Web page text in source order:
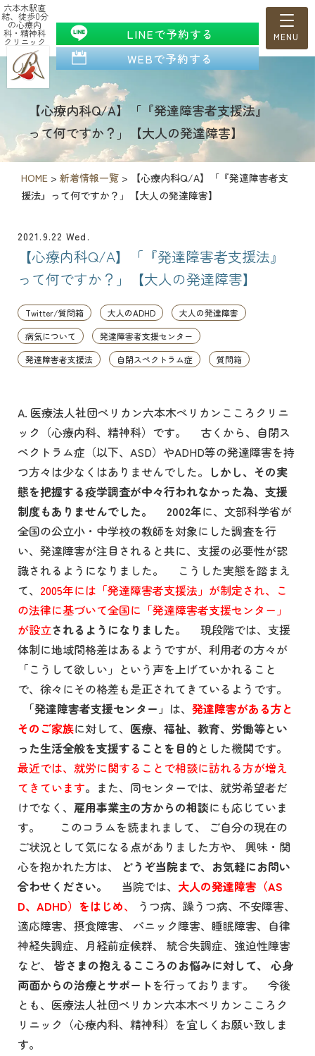
六本木駅直
結、徒歩0分
の心療内
科・精神科
クリニック
LINEで予約する
WEBで予約する
【心療内科Q/A】「『発達障害者支援法』
って何ですか？」【大人の発達障害】
HOME > 新着情報一覧 >
【心療内科Q/A】「『発達障害者支
援法』って何ですか？」【大人の発達障害】
2021.9.22 Wed.
【心療内科Q/A】「『発達障害者支援法』
って何ですか？」【大人の発達障害】
Twitter/質問箱 大人のADHD
大人の発達障害
病気について
発達障害者支援センター
発達障害者支援法
自閉スペクトラム症 質問箱
A. 医療法人社団ペリカン六本木ペリカンこころクリニ
ック（心療内科、精神科）です。 古くから、自閉ス
ペクトラム症（以下、ASD）やADHD等の発達障害を持
つ方々は少なくはありませんでした。 しかし、その実
態を把握する疫学調査が中々行われなかった為、支援
制度もありませんでした。
2002年に、文部科学省が
全国の公立小・中学校の教師を対象にした調査を行
い、発達障害が注目されると共に、支援の必要性が認
識されるようになりました。 こうした実態を踏まえ
て、 2005年には「発達障害者支援法」が制定され、こ
の法律に基づいて全国に「発達障害者支援センター」
が設立されるようになりました。
現段階では、支援
体制に地域間格差はあるようですが、利用者の方々が
「こうして欲しい」という声を上げていかれること
で、徐々にその格差も是正されてきているようです。
「発達障害者支援センター」 は、 発達障害がある方と
そのご家族に対して、 医療、福祉、教育、労働等とい
った生活全般を支援することを目的とした機関です。
最近では、就労に関することで相談に訪れる方が増え
てきています。 また、同センターでは、就労希望者だ
けでなく、 雇用事業主の方からの相談にも応じていま
す。 このコラムを読まれまして、 ご自分の現在の
ご状況として気になる点がありました方や、 興味・関
心を抱かれた方は、
どうぞ当院まで、お気軽にお問い
合わせください。
当院では、 大人の発達障害（AS
D、ADHD）をはじめ、
うつ病、躁うつ病、不安障害、
適応障害、摂食障害、 パニック障害、睡眠障害、自律
神経失調症、月経前症候群、 統合失調症、強迫性障害
など、 皆さまの抱えるこころのお悩みに対して、 心身
両面からの治療とサポートを行っております。 今後
とも、医療法人社団ペリカン六本木ペリカンこころク
リニック（心療内科、精神科）を宜しくお願い致しま
す。